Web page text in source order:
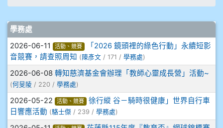
908彭主豪
909林柏翰
909林玉楓
909林朝智
文章列表
學務處
2026-06-11 活動、競賽
「2026 鏡頭裡的綠色行動」永續短影
音競賽，請查照周知 (陳彥文 / 171 / 學務處)
2026-06-08 轉知慈濟基金會辦理「教師心靈成長營」活動~
(何旻陵 / 220 / 學務處)
2026-05-22 活動、競賽
徐行縱 谷－騎時很健康」世界自行車
日響應活動 (駱士傑 / 239 / 學務處)